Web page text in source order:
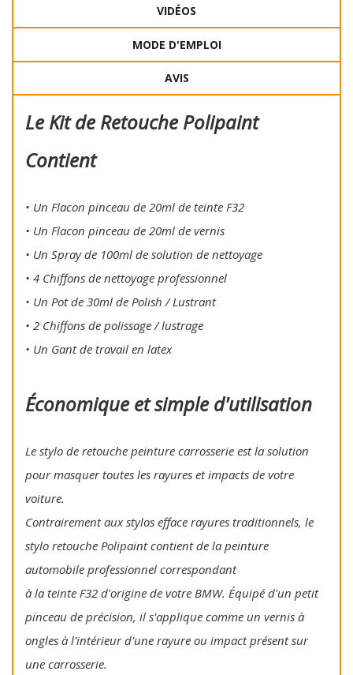
VIDÉOS
MODE D'EMPLOI
AVIS
Le Kit de Retouche Polipaint
Contient
• Un Flacon pinceau de 20ml de teinte F32
• Un Flacon pinceau de 20ml de vernis
• Un Spray de 100ml de solution de nettoyage
• 4 Chiffons de nettoyage professionnel
• Un Pot de 30ml de Polish / Lustrant
• 2 Chiffons de polissage / lustrage
• Un Gant de travail en latex
Économique et simple d'utilisation
Le stylo de retouche peinture carrosserie est la solution
pour masquer toutes les rayures et impacts de votre
voiture.
Contrairement aux stylos efface rayures traditionnels, le
stylo retouche Polipaint contient de la peinture
automobile professionnel correspondant
à la teinte F32 d'origine de votre BMW. Équipé d'un petit
pinceau de précision, il s'applique comme un vernis à
ongles à l'intérieur d'une rayure ou impact présent sur
une carrosserie.